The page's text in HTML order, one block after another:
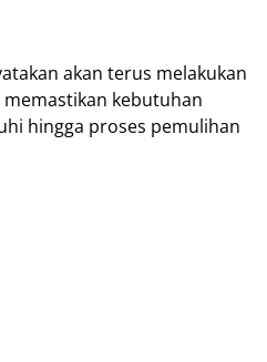
akan terus melakukan
kebutuhan
hingga proses pemulihan